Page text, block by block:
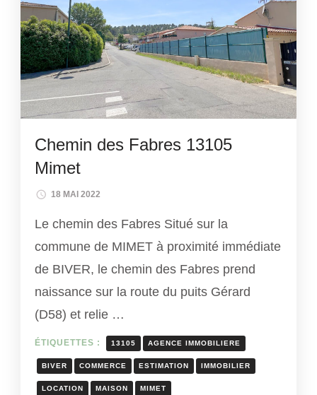
Chemin des Fabres 13105
Mimet
18 MAI 2022
Le chemin des Fabres Situé sur la
commune de MIMET à proximité immédiate
de BIVER, le chemin des Fabres prend
naissance sur la route du puits Gérard
(D58) et relie …
ÉTIQUETTES : 13105 AGENCE IMMOBILIERE
BIVER COMMERCE ESTIMATION IMMOBILIER
LOCATION MAISON MIMET